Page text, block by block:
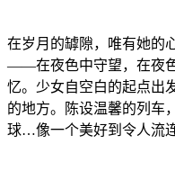
在岁月的罅隙，唯有她的
——在夜色中守望，在夜
忆。少女自空白的起点出
的地方。陈设温馨的列车
球…像一个美好到令人流